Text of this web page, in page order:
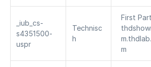
_iub_cs-
s4351500-
uspr
Technisc
h
First
m